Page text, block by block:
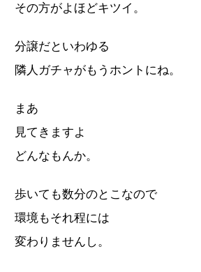
その方がよほどキツイ。
分譲だといわゆる
隣人ガチャがもうホントにね。
まあ
見てきますよ
どんなもんか。
歩いても数分のとこなので
環境もそれ程には
変わりませんし。